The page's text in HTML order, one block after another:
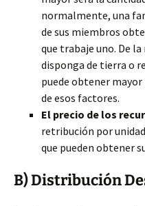
normalmente, una
de sus miembros
que trabaje uno. De
disponga de tierra o
puede obtener mayor
de esos factores.
El precio de los
retribución por
que pueden obtener
B) Distribución